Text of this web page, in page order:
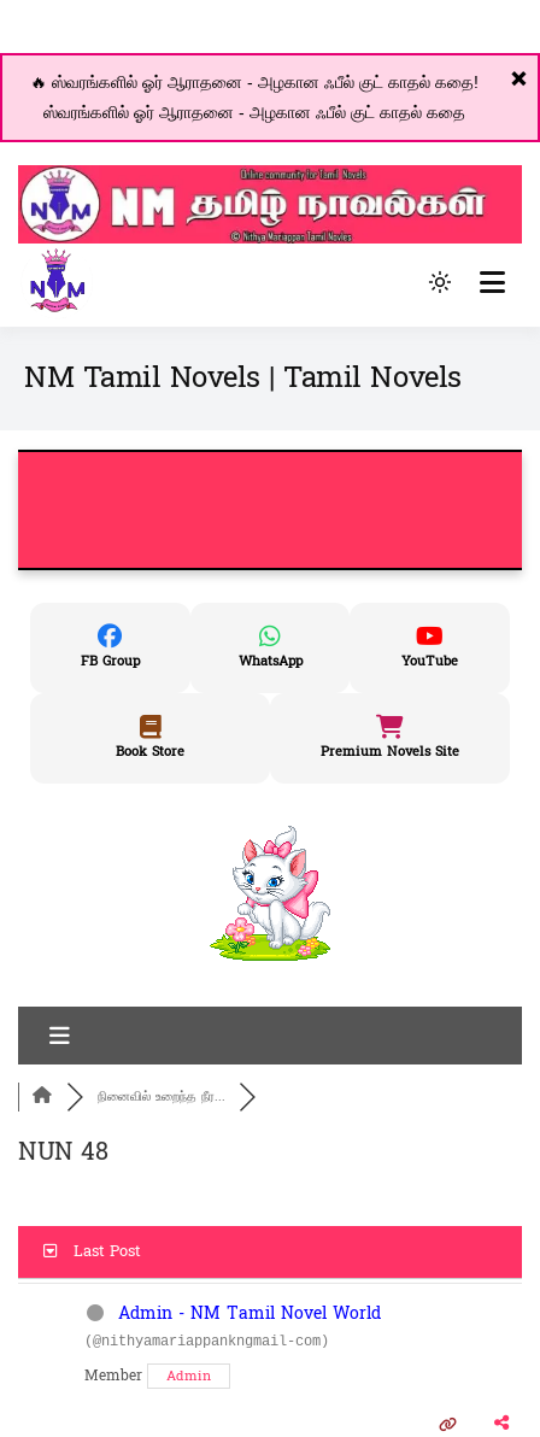
❌
🔥 ஸ்வரங்களில் ஓர் ஆராதனை - அழகான ஃபீல் குட் காதல் கதை!
ஸ்வரங்களில் ஓர் ஆராதனை - அழகான ஃபீல் குட் காதல் கதை
Skip
content
Light
to
to
NM Tamil Novels | Tamil Novels
FB Group WhatsApp YouTube
Book Store Premium Novels Site
நினைவில் உறைந்த நீர...
NUN 48
Last Post
Admin - NM Tamil Novel World
(@nithyamariappankngmail-com)
Member Admin